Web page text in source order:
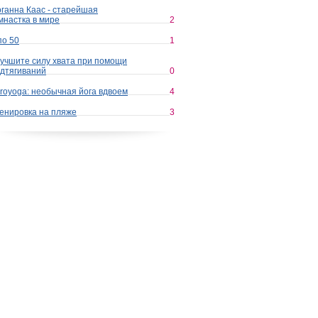
Каас - старейшая
в мире
2
50 1
силу хвата при помощи
0
необычная йога вдвоем 4
на пляже 3